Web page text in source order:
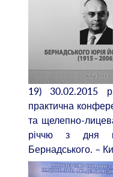
19) 30.02.2015
практична
та щелепно-
річчю з дня
Бернадського. –